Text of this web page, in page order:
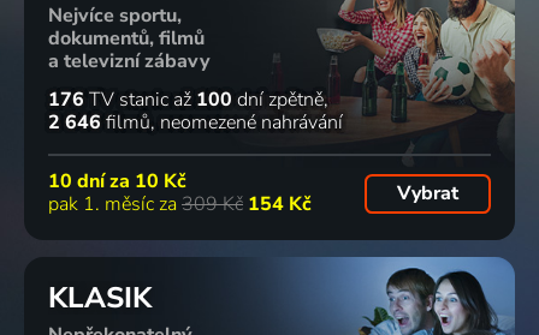
Nejvíce sportu,
dokumentů, filmů
a televizní zábavy
176 TV stanic až 100 dní zpětně
2 646 filmů neomezené nahrávání
10 dní za 10 Kč
pak 1. měsíc za 309 Kč 154 Kč Vybrat
KLASIK